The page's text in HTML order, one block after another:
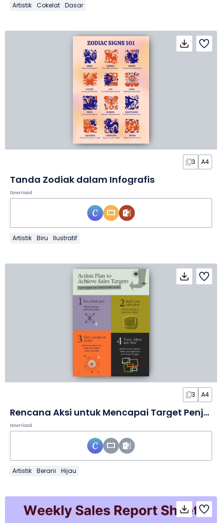
Artistik Cokelat Dasar
3 A4
Tanda Zodiak dalam Infografis
Download
Artistik Biru Ilustratif
3 A4
Rencana Aksi untuk Mencapai Target Penjualan dalam Infografis
Download
Artistik Berani Hijau